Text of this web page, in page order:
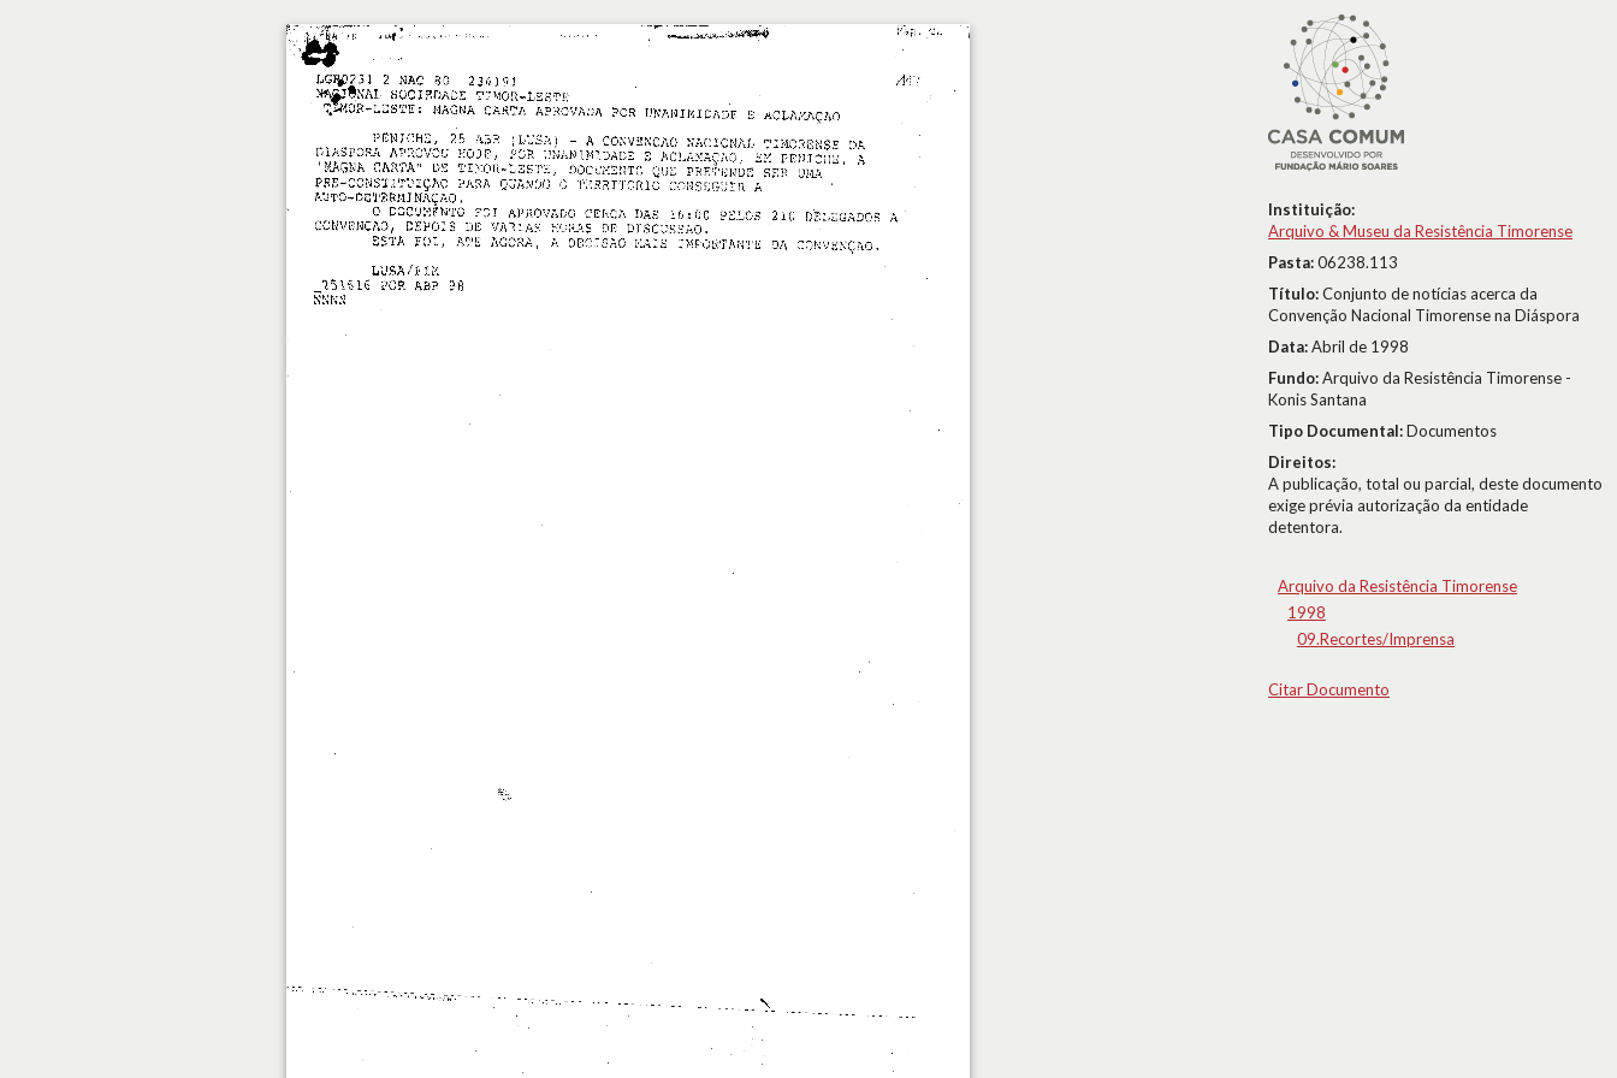
Instituição:
Arquivo & Museu da Resistência Timorense
Pasta:06238.113
Título:Conjunto de notícias acerca da
Convenção Nacional Timorense na Diáspora
Data:Abril de 1998
Fundo:Arquivo da Resistência Timorense -
Konis Santana
Tipo Documental:Documentos
Direitos:
A publicação, total ou parcial, deste documento
exige prévia autorização da entidade
detentora.
Arquivo da Resistência Timorense
1998
09.Recortes/Imprensa
Citar Documento